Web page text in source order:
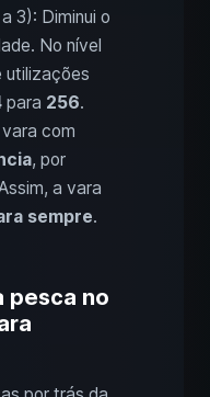
3): Diminui o
No nível
utilizações
para 256.
com
, por
a vara
sempre.
pesca no